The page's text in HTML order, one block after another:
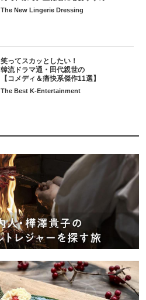
The New Lingerie Dressing
笑ってスカッとしたい！
韓流ドラマ通・田代親世の
【コメディ＆痛快系傑作11選】
The Best K-Entertainment